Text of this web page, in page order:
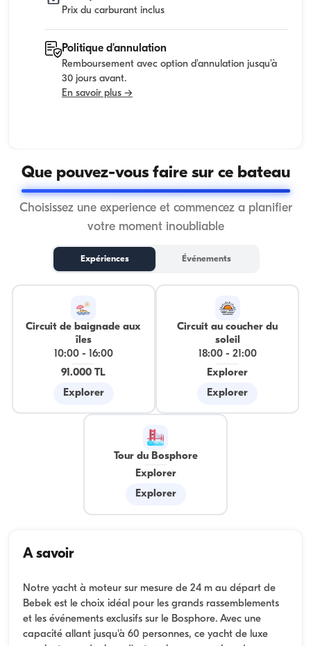
Prix du carburant inclus
Politique d'annulation
Remboursement avec option d'annulation jusqu'à
30 jours avant.
En savoir plus →
Que pouvez-vous faire sur ce bateau
Choisissez une experience et commencez a planifier
votre moment inoubliable
Expériences Événements
Circuit de baignade aux
îles
10:00-
16:00
91.000 TL
Explorer
Circuit au coucher du
soleil
18:00- 21:00
Explorer
Explorer
Tour du Bosphore
Explorer
Explorer
A savoir
Notre yacht à moteur sur mesure de 24 m au départ de
Bebek est le choix idéal pour les grands rassemblements
et les événements exclusifs sur le Bosphore. Avec une
capacité allant jusqu'à 60 personnes, ce yacht de luxe